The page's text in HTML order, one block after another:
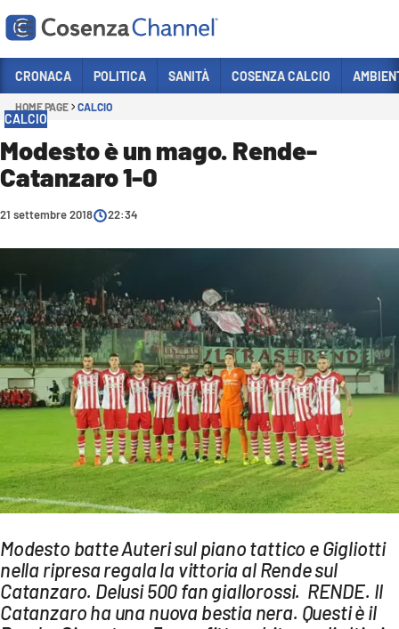
Sezioni
POLITICA
SANITÀ
SPORT
CULTURA
AMBIENTE
Streaming
LAC TV
LAC NETWORK
LAC ONAIR
LaC
Network
CRONACA POLITICA SANITÀ COSENZA CALCIO
HOME PAGE CALCIO
CALCIO
Modesto è un mago. Rende-
Catanzaro 1-0
21 settembre 2018 22:34
Modesto batte Auteri sul piano tattico e Gigliotti
nella ripresa regala la vittoria al Rende sul
Catanzaro. Delusi 500 fan giallorossi. RENDE. Il
Catanzaro ha una nuova bestia nera. Questi è il